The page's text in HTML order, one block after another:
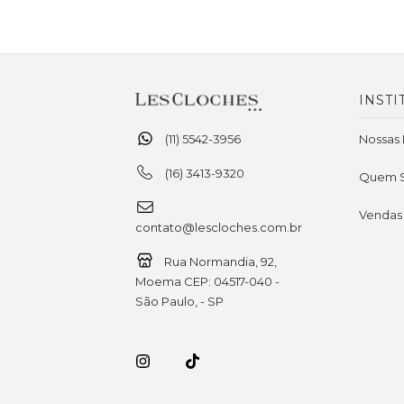
(11) 5542-3956
(16) 3413-9320
contato@lescloches.com.br
Rua Normandia, 92,
Moema CEP: 04517-040 -
São Paulo, - SP
Nossas
Quem